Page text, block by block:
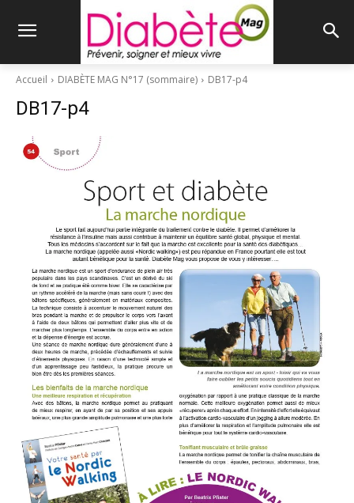
Accueil DIABÈTE MAG N°17 (sommaire) DB17-p4
DB17-p4